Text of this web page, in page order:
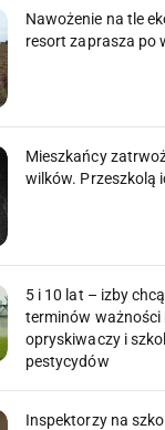
Nawożenie na tle
resort zaprasza po
Mieszkańcy
wilków. Przeszkolą
5 i 10 lat – izby
terminów ważności
opryskiwaczy i
pestycydów
Inspektorzy na